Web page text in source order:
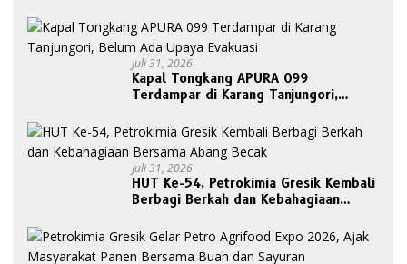
Juli 31, 2026
Kapal Tongkang APURA 099
Terdampar di Karang Tanjungori,
Juli 31, 2026
HUT Ke-54, Petrokimia Gresik Kembali
Berbagi Berkah dan Kebahagiaan